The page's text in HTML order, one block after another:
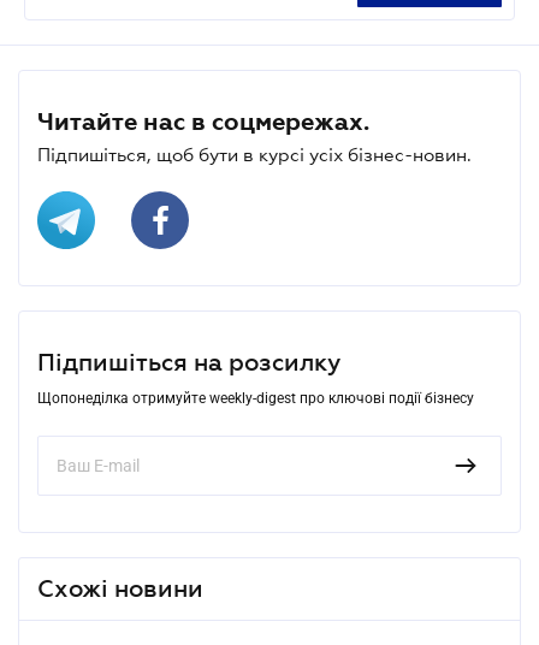
Читайте нас в соцмережах.
Підпишіться, щоб бути в курсі усіх бізнес-новин.
Підпишіться на розсилку
Щопонеділка отримуйте weekly-digest про ключові події бізнесу
Схожі новини